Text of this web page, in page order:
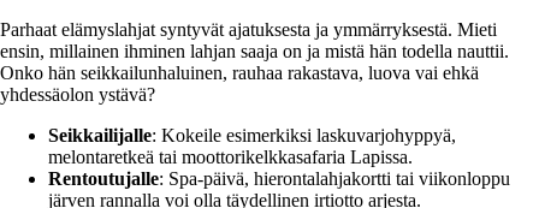
Parhaat elämyslahjat syntyvät ajatuksesta ja ymmärryksestä. Mieti
ensin, millainen ihminen lahjan saaja on ja mistä hän todella nauttii.
Onko hän seikkailunhaluinen, rauhaa rakastava, luova vai ehkä
yhdessäolon ystävä?
Seikkailijalle: Kokeile esimerkiksi laskuvarjohyppyä,
melontaretkeä tai moottorikelkkasafaria Lapissa.
Rentoutujalle: Spa-päivä, hierontalahjakortti tai viikonloppu
järven rannalla voi olla täydellinen irtiotto arjesta.